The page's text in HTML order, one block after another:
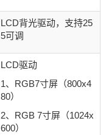
LCD背光驱动，支持25
5可调
LCD驱动
1、RGB7寸屏（800x4
80）
2、RGB 7寸屏（1024x
600）